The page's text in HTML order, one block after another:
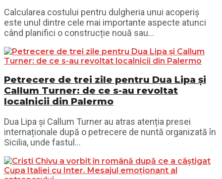
Calcularea costului pentru dulgheria unui acoperiș
este unul dintre cele mai importante aspecte atunci
când planifici o construcție nouă sau...
Petrecere de trei zile pentru Dua Lipa și
Callum Turner: de ce s-au revoltat
localnicii din Palermo
Dua Lipa și Callum Turner au atras atenția presei
internaționale după o petrecere de nuntă organizată în
Sicilia, unde fastul...